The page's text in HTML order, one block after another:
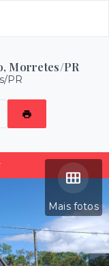
Morretes/PR
PR
Mais fotos